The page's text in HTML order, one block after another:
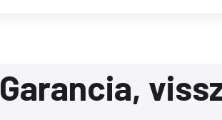
Garancia,